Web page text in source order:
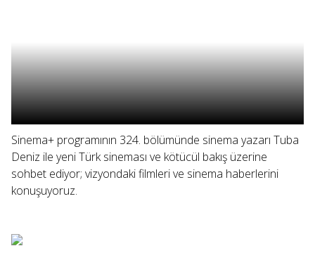
Sinema+ programının 324. bölümünde sinema yazarı Tuba
Deniz ile yeni Türk sineması ve kötücül bakış üzerine
sohbet ediyor; vizyondaki filmleri ve sinema haberlerini
konuşuyoruz.